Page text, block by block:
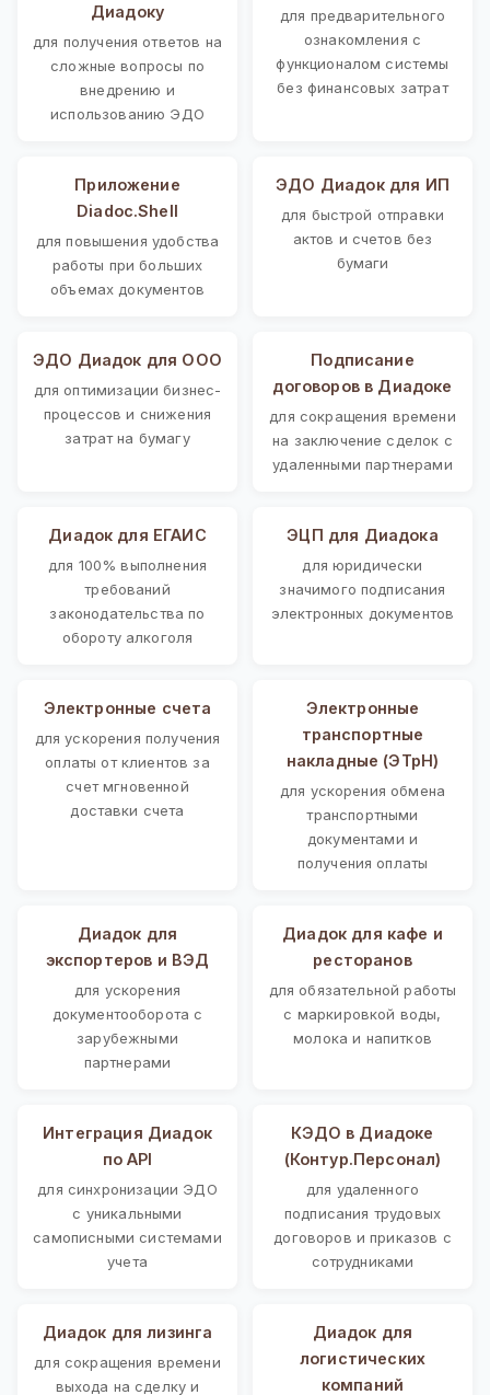
Диадоку
для получения ответов на
сложные вопросы по
внедрению и
использованию ЭДО
для предварительного
ознакомления с
функционалом системы
без финансовых затрат
Приложение
Diadoc.Shell
для повышения удобства
работы при больших
объемах документов
ЭДО Диадок для ИП
для быстрой отправки
актов и счетов без
бумаги
ЭДО Диадок для ООО
для оптимизации бизнес-
процессов и снижения
затрат на бумагу
Подписание
договоров в Диадоке
для сокращения времени
на заключение сделок с
удаленными партнерами
Диадок для ЕГАИС
для 100% выполнения
требований
законодательства по
обороту алкоголя
ЭЦП для Диадока
для юридически
значимого подписания
электронных документов
Электронные счета
для ускорения получения
оплаты от клиентов за
счет мгновенной
доставки счета
Электронные
транспортные
накладные (ЭТрН)
для ускорения обмена
транспортными
документами и
получения оплаты
Диадок для
экспортеров и ВЭД
для ускорения
документооборота с
зарубежными
партнерами
Диадок для кафе и
ресторанов
для обязательной работы
с маркировкой воды,
молока и напитков
Интеграция Диадок
по API
для синхронизации ЭДО
с уникальными
самописными системами
учета
КЭДО в Диадоке
(Контур.Персонал)
для удаленного
подписания трудовых
договоров и приказов с
сотрудниками
Диадок для лизинга
для сокращения времени
выхода на сделку и
Диадок для
логистических
компаний